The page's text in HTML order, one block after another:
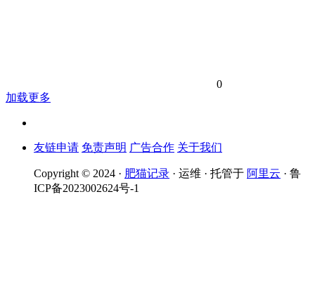
0
加载更多
友链申请 免责声明 广告合作 关于我们
Copyright © 2024 · 肥猫记录 · 运维 · 托管于 阿里云 · 鲁
ICP备2023002624号-1